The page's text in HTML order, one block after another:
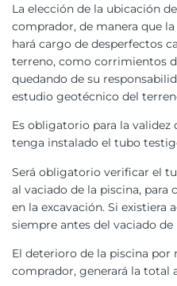
La elección de la ubicación
comprador, de manera que
hará cargo de desperfectos
terreno, como corrimientos
quedando de su
estudio geotécnico del
Es obligatorio para la validez
tenga instalado el tubo
Será obligatorio verificar el
al vaciado de la piscina, para
en la excavación. Si existiera
siempre antes del vaciado de
El deterioro de la piscina por
comprador, generará la total